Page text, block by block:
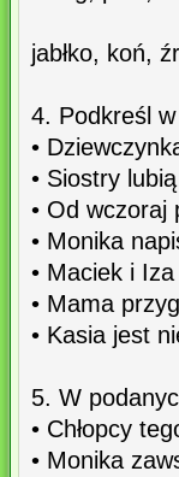
jabłko, koń,
4. Podkreśl
•
• Siostry
• Od wczoraj
• Monika
• Maciek i
• Mama
• Kasia jest
5. W
• Chłopcy
• Monika